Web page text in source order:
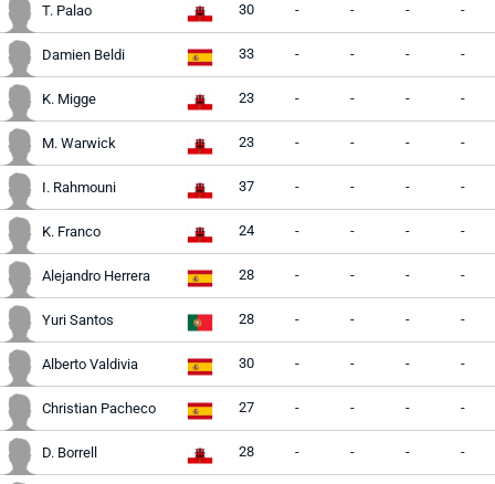
T. Palao 30 - - - -
Damien Beldi 33 - - - -
K. Migge 23 - - - -
M. Warwick 23 - - - -
I. Rahmouni 37 - - - -
K. Franco 24 - - - -
Alejandro Herrera 28 - - - -
Yuri Santos 28 - - - -
Alberto Valdivia 30 - - - -
Christian Pacheco 27 - - - -
D. Borrell 28 - - - -